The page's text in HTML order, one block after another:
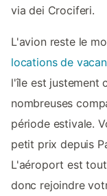
via dei Crociferi.
L'avion reste le
locations de
l'île est justement
nombreuses
période estivale.
petit prix depuis
L'aéroport est
donc rejoindre